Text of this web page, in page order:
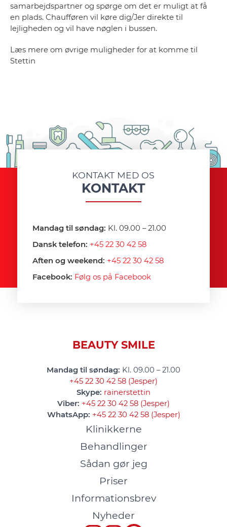
samarbejdspartner og spørge om det er muligt at få
en plads. Chaufføren vil køre dig/Jer direkte til
lejligheden og vil have nøglen i bussen.
Læs mere om øvrige muligheder for at komme til
Stettin
KONTAKT MED OS
KONTAKT
Mandag til søndag: Kl. 09.00 – 21.00
Dansk telefon: +45 22 30 42 58
Aften og weekend: +45 22 30 42 58
Facebook: Følg os på Facebook
BEAUTY SMILE
Mandag til søndag: Kl. 09.00 – 21.00
+45 22 30 42 58 (Jesper)
Skype: rainerstettin
Viber: +45 22 30 42 58 (Jesper)
WhatsApp: +45 22 30 42 58 (Jesper)
Klinikkerne
Behandlinger
Sådan gør jeg
Priser
Informationsbrev
Nyheder